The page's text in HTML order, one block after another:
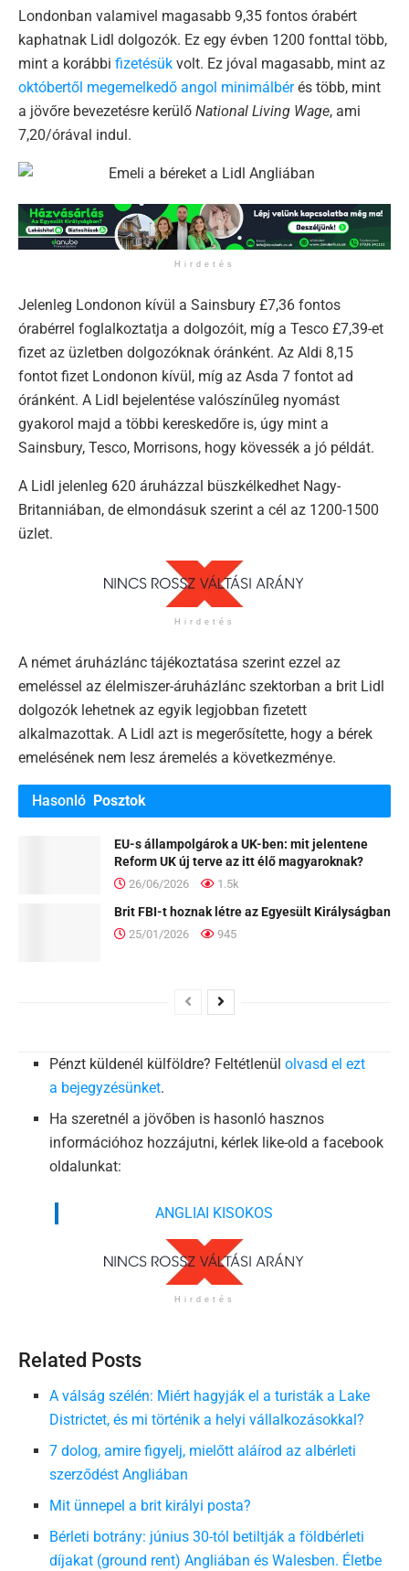
Londonban valamivel magasabb 9,35 fontos órabért
kaphatnak Lidl dolgozók. Ez egy évben 1200 fonttal több,
mint a korábbi fizetésük volt. Ez jóval magasabb, mint az
októbertől megemelkedő angol minimálbérés több, mint
a jövőre bevezetésre kerülő National Living Wage, ami
7,20/órával indul.
Hirdetés
Jelenleg Londonon kívül a Sainsbury £7,36 fontos
órabérrel foglalkoztatja a dolgozóit, míg a Tesco £7,39-et
fizet az üzletben dolgozóknak óránként. Az Aldi 8,15
fontot fizet Londonon kívül, míg az Asda 7 fontot ad
óránként. A Lidl bejelentése valószínűleg nyomást
gyakorol majd a többi kereskedőre is, úgy mint a
Sainsbury, Tesco, Morrisons, hogy kövessék a jó példát.
A Lidl jelenleg 620 áruházzal büszkélkedhet Nagy-
Britanniában, de elmondásuk szerint a cél az 1200-1500
üzlet.
Hirdetés
A német áruházlánc tájékoztatása szerint ezzel az
emeléssel az élelmiszer-áruházlánc szektorban a brit Lidl
dolgozók lehetnek az egyik legjobban fizetett
alkalmazottak. A Lidl azt is megerősítette, hogy a bérek
emelésének nem lesz áremelés a következménye.
Hasonló Posztok
EU-s állampolgárok a UK-ben: mit jelentene
Reform UK új terve az itt élő magyaroknak?
26/06/2026 1.5k
Brit FBI-t hoznak létre az Egyesült Királyságban
25/01/2026 945
Pénzt küldenél külföldre? Feltétlenülolvasd el ezt
a bejegyzésünket.
Ha szeretnél a jövőben is hasonló hasznos
információhoz hozzájutni, kérlek like-old a facebook
oldalunkat:
ANGLIAI KISOKOS
Hirdetés
Related Posts
A válság szélén: Miért hagyják el a turisták a Lake
Districtet, és mi történik a helyi vállalkozásokkal?
7 dolog, amire figyelj, mielőtt aláírod az albérleti
szerződést Angliában
Mit ünnepel a brit királyi posta?
Bérleti botrány: június 30-tól betiltják a földbérleti
díjakat (ground rent) Angliában és Walesben. Életbe